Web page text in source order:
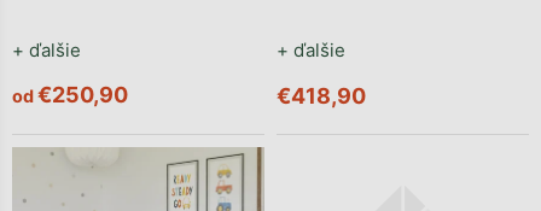
+ ďalšie
od€250,90
+ ďalšie
€418,90